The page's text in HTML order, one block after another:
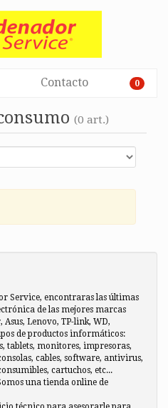
Contacto 0
(0 art.)
Service, encontraras las últimas
de las mejores marcas
Asus, Lenovo, TP-link, WD,
de productos informáticos:
tablets, monitores, impresoras,
cables, software, antivirus,
cartuchos, etc...
una tienda online de